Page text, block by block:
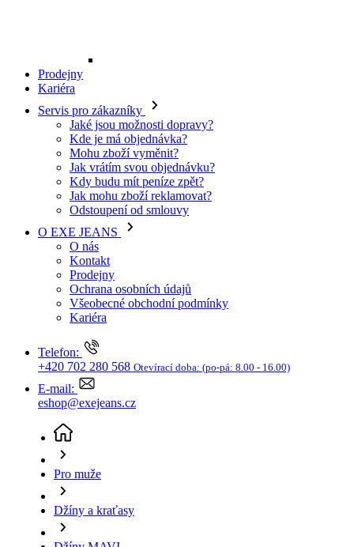
Mohu zboží vyměnit?
Jak vrátím svou objednávku?
Kdy budu mít peníze zpět?
Jak mohu zboží reklamovat?
Odstoupení od smlouvy
O EXE JEANS
O nás
Kontakt
Prodejny
Ochrana osobních údajů
Všeobecné obchodní podmínky
Kariéra
Telefon:
+420 702 280 568
E-mail:
eshop@exejeans.cz
Pro muže
Džíny MAVI
Pánské džíny MAVI Martin tmavě modré-
seprané-32/34(aktuální stránka)